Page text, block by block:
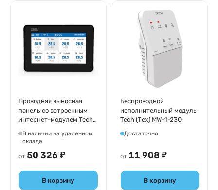
Проводная выносная
панель со встроенным
интернет-модулем Tech
В наличии на удаленном
складе
от 50 326 ₽
В корзину
Беспроводной
исполнительный модуль
Tech (Тех) MW-1-230
Достаточно
от 11 908 ₽
В корзину